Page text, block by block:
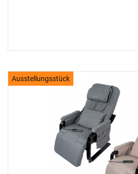
Ausstellungsstück